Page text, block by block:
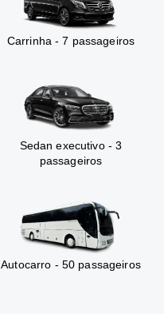
Carrinha - 7 passageiros
Sedan executivo - 3
passageiros
Autocarro - 50 passageiros